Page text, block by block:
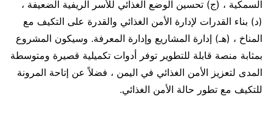
السمكية ، (ج) تحسين الوضع الغذائي للأسر الريفية الضعيفة ،
(د) بناء القدرات لإدارة الأمن الغذائي والقدرة على التكيف مع
المناخ ، (هـ) إدارة المشاريع وإدارة المعرفة. وسيكون المشروع
بمثابة منصة قابلة للتطوير توفر أدوات تكميلية قصيرة ومتوسطة
المدى لتعزيز الأمن الغذائي في اليمن ، فضلاً عن إتاحة المرونة
للتكيف مع تطور حالة الأمن الغذائي.